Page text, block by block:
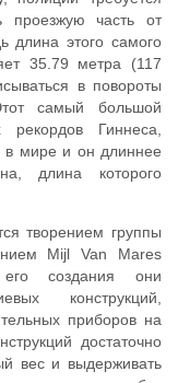
проезжую часть от
длина этого самого
35.79 метра (117
в повороты
самый большой
Гиннеса,
мире и он длиннее
длина которого
творением группы
Mijl Van Mares
создания они
конструкций,
приборов на
достаточно
вес и выдерживать